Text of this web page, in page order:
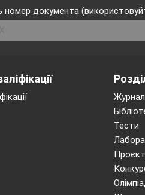
номер документа
Журнал
Тести